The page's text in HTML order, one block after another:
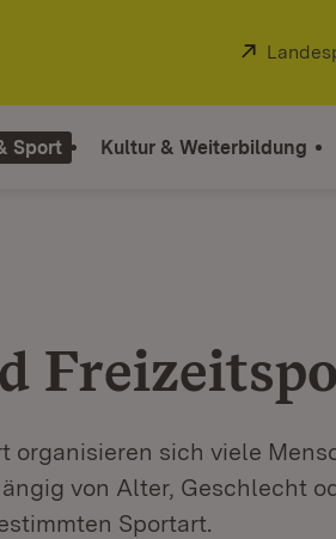
Extern:
Sport Kultur & Weiterbildung
organisieren sich viele
von Alter, Geschlecht
Sportart.